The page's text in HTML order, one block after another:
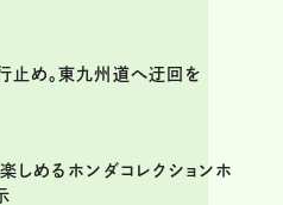
止め。東九州道へ迂回を
しめるホンダコレクションホ